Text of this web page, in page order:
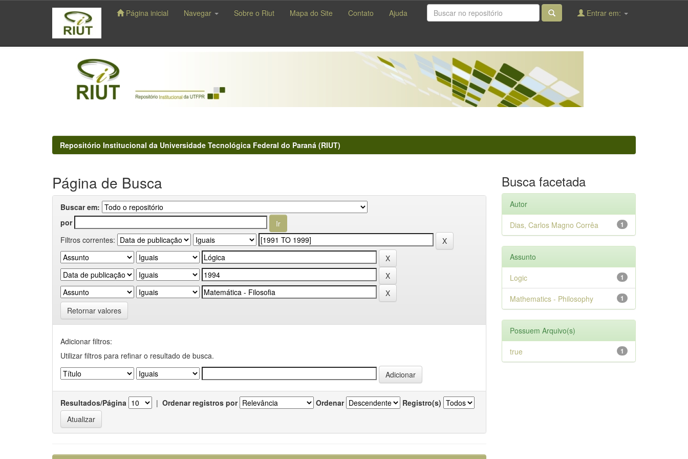
navigation
Página inicial Navegar Sobre o Riut Mapa do Site Contato Ajuda Entrar em:
Repositório Institucional da Universidade Tecnológica Federal do Paraná (RIUT)
Página de Busca
Buscar em:
por
Filtros correntes:
Retornar valores
Adicionar filtros:
Utilizar filtros para refinar o resultado de busca.
Resultados/Página | Ordenar registros por Ordenar Registro(s)
Busca facetada
Autor
1
Dias, Carlos Magno Corrêa
Assunto
1
Logic
1
Mathematics - Philosophy
Possuem Arquivo(s)
1
true